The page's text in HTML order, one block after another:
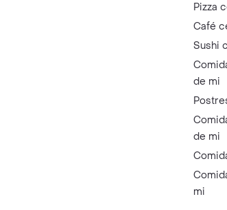
Pizza
Café
Sushi
de mi
de mi
mi